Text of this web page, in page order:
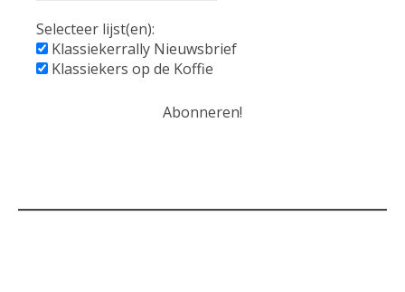
Selecteer lijst(en):
Klassiekerrally Nieuwsbrief
Klassiekers op de Koffie